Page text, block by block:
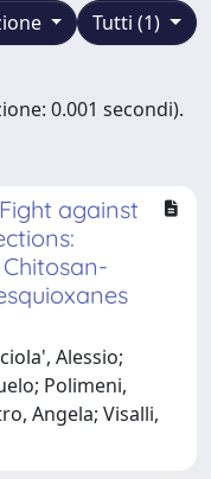
Tutti (1)
0.001 secondi).
against
Alessio;
Polimeni,
Angela; Visalli,